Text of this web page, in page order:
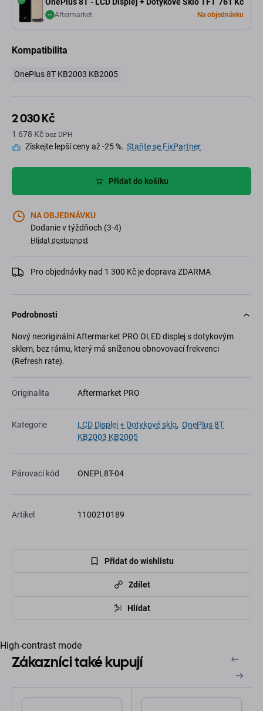
OnePlus 8T - LCD Displej + Dotykové Sklo TFT 761 Kč
Aftermarket Na objednávku
Kompatibilita
OnePlus 8T KB2003 KB2005
2 030 Kč
1 678 Kč bez DPH
Získejte lepší ceny až -25 %. Staňte se FixPartner
Přidat do košíku
NA OBJEDNÁVKU
Dodanie v týždňoch (3-4)
Hlídat dostupnost
Pro objednávky nad 1 300 Kč je doprava ZDARMA
Podrobnosti
Nový neoriginální Aftermarket PRO OLED displej s dotykovým
sklem, bez rámu, který má sníženou obnovovací frekvenci
(Refresh rate).
Originalita Aftermarket PRO
Kategorie LCD Displej + Dotykové sklo, OnePlus 8T
KB2003 KB2005
Párovací kód ONEPL8T-04
Artikel 1100210189
Přidat do wishlistu
Zdílet
Hlídat
High-contrast mode
Zákazníci také kupují